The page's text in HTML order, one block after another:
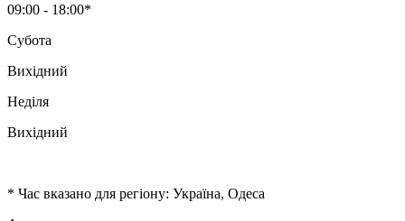
09:00 - 18:00*
Субота
Вихідний
Неділя
Вихідний
* Час вказано для регіону: Україна, Одеса